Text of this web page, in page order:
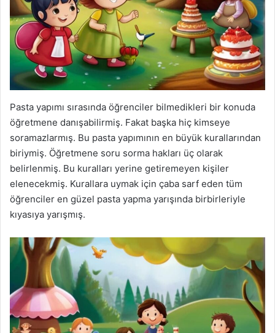
Pasta yapımı sırasında öğrenciler bilmedikleri bir konuda
öğretmene danışabilirmiş. Fakat başka hiç kimseye
soramazlarmış. Bu pasta yapımının en büyük kurallarından
biriymiş. Öğretmene soru sorma hakları üç olarak
belirlenmiş. Bu kuralları yerine getiremeyen kişiler
elenecekmiş. Kurallara uymak için çaba sarf eden tüm
öğrenciler en güzel pasta yapma yarışında birbirleriyle
kıyasıya yarışmış.